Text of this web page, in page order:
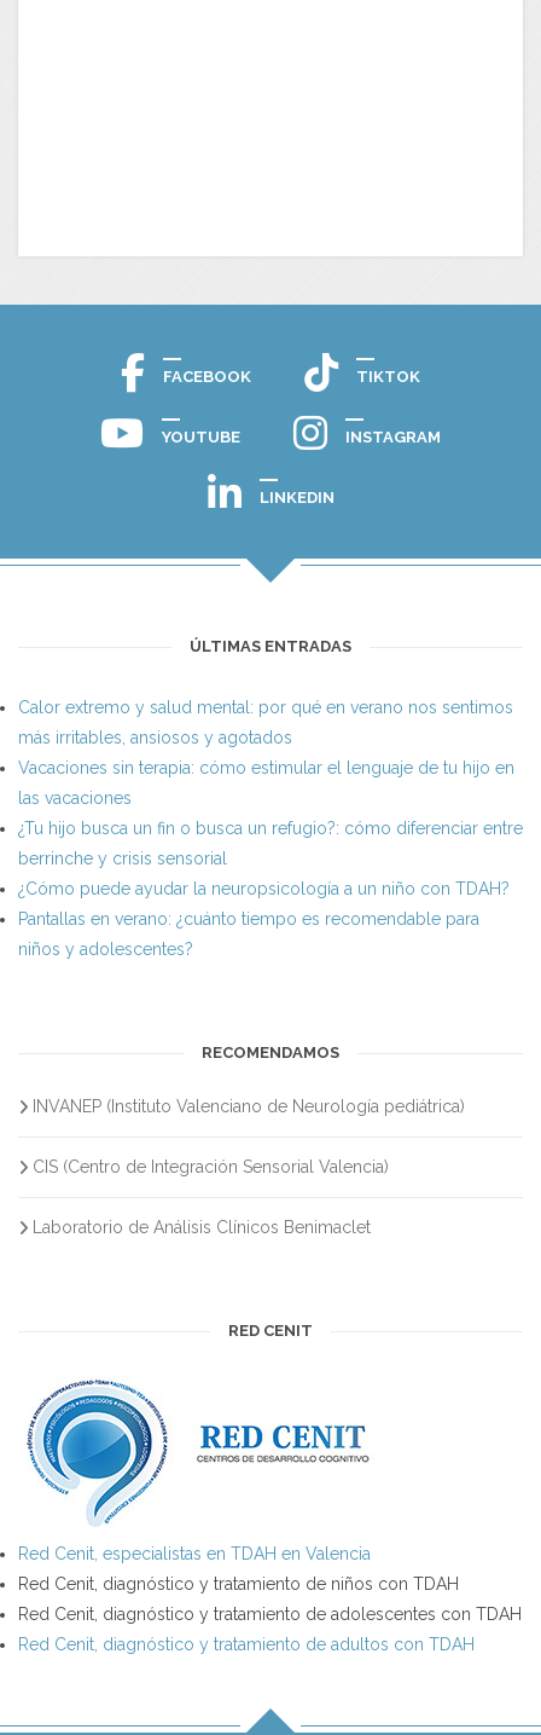
FACEBOOK TIKTOK
YOUTUBE INSTAGRAM
LINKEDIN
ÚLTIMAS ENTRADAS
Calor extremo y salud mental: por qué en verano nos sentimos
más irritables, ansiosos y agotados
Vacaciones sin terapia: cómo estimular el lenguaje de tu hijo en
las vacaciones
¿Tu hijo busca un fin o busca un refugio?: cómo diferenciar entre
berrinche y crisis sensorial
¿Cómo puede ayudar la neuropsicología a un niño con TDAH?
Pantallas en verano: ¿cuánto tiempo es recomendable para
niños y adolescentes?
RECOMENDAMOS
INVANEP (Instituto Valenciano de Neurología pediátrica)
CIS (Centro de Integración Sensorial Valencia)
Laboratorio de Análisis Clínicos Benimaclet
RED CENIT
Red Cenit, especialistas en TDAH en Valencia
Red Cenit, diagnóstico y tratamiento de niños con TDAH
Red Cenit, diagnóstico y tratamiento de adolescentes con TDAH
Red Cenit, diagnóstico y tratamiento de adultos con TDAH